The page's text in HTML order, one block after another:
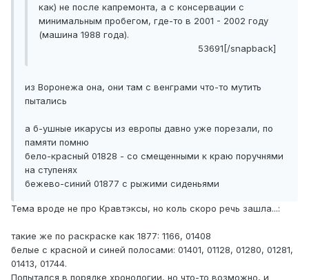
как) не после капремонта, а с консервации с
минимальным пробегом, где-то в 2001 - 2002 году
(машина 1988 года).
53691[/snapback]
из Воронежа она, они там с венграми что-то мутить
пытались
а б-ушные икарусы из европы давно уже порезали, по
памяти помню
бело-красный 01828 - со смещенными к краю поручнями
на ступенях
бежево-синий 01877 с рыжими сиденьями
Тема вроде не про Кравтэксы, но коль скоро речь зашла...:
такие же по раскраске как 1877: 1166, 01408
белые с красной и синей полосами: 01401, 01128, 01280, 01281,
01413, 01744.
Попытался в порядке хронологии, но что-то возможно, и